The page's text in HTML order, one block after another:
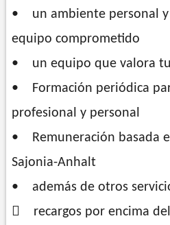
• un ambiente personal y
equipo comprometido
• un equipo que valora
• Formación periódica
profesional y personal
• Remuneración basada
Sajonia-Anhalt
• además de otros
 recargos por encima